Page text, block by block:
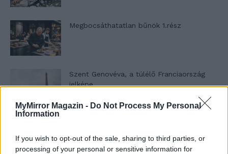
MyMirror Magazin - Do Not Process My Personal
Information
If you wish to opt-out of the sale, sharing to third parties, or
processing of your personal or sensitive information for
Megbocsáthatatlan bűnök 1.rész
Szent Genovéva, a túlélő Franciaország
jelképe